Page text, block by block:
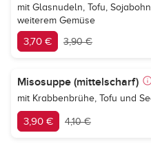
mit Glasnudeln, Tofu,
weiterem Gemüse
3,70 € 3,90 €
Misosuppe (mittelscharf)
mit Krabbenbrühe, Tofu und
3,90 € 4,10 €